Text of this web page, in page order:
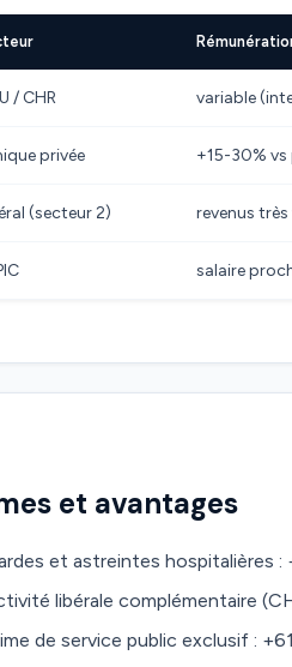
/ CHR variable
privée +15-30%
(secteur 2) revenus
salaire
et avantages
et astreintes hospitalières
libérale complémentaire
de service public exclusif :